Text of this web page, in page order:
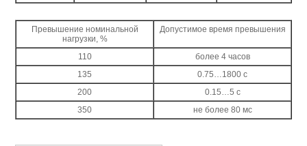
Превышение номинальной
нагрузки, %
Допустимое время превышения
110
более 4 часов
135
0.75…1800 с
200
0.15…5 с
350
не более 80 мс